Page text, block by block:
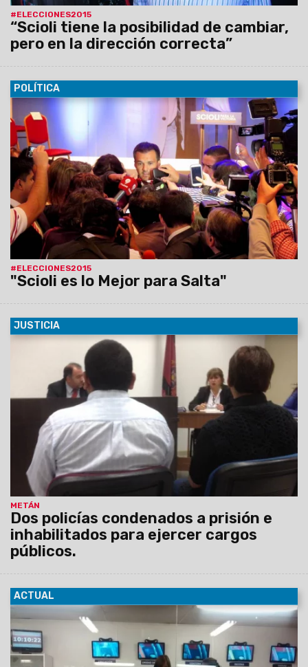
#ELECCIONES2015
“Scioli tiene la posibilidad de cambiar,
pero en la dirección correcta”
POLÍTICA
#ELECCIONES2015
"Scioli es lo Mejor para Salta"
“Para Salta lo mejor sería Daniel Scioli
presidente”. La posición del ministro de Gobierno, Juan Pablo
Rodríguez, tiene razón en el proyecto que el bonaerense
tiene para el país, pero mucho más en los beneficios
comprometidos para la provincia por el candidato del Frente
para la Victoria si el 22 de noviembre es elegido Presidente.
JUSTICIA
METÁN
Dos policías condenados a prisión e
inhabilitados para ejercer cargos
públicos.
El juez Sebastián Fucho, vocal de la Sala II del
Tribunal de Juicio de Metán, condenó a Esteban Ariel Valle y
Luciana Yésica del Carmen Pedraza.
ACTUAL
28/10/2015
El sorteo bimestral del programa Cumplís y
Ganás permitió que cuatro familias con sus pagos al día
resultaran beneficiadas con montos que serán debitados de
sus cuentas.